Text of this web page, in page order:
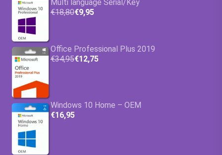
Multi language Serial/Key
€18,80€9,95
Office Professional Plus 2019
€34,95€12,75
Windows 10 Home – OEM
€16,95